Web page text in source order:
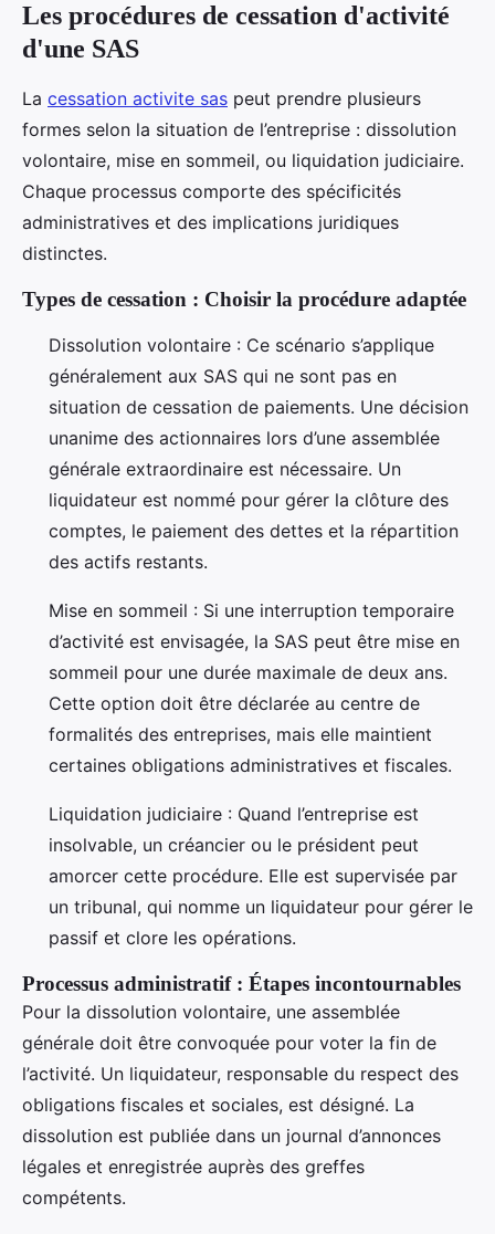
Les procédures de cessation d'activité
d'une SAS
La cessation activite sas peut prendre plusieurs
formes selon la situation de l’entreprise : dissolution
volontaire, mise en sommeil, ou liquidation judiciaire.
Chaque processus comporte des spécificités
administratives et des implications juridiques
distinctes.
Types de cessation : Choisir la procédure adaptée
Dissolution volontaire : Ce scénario s’applique
généralement aux SAS qui ne sont pas en
situation de cessation de paiements. Une décision
unanime des actionnaires lors d’une assemblée
générale extraordinaire est nécessaire. Un
liquidateur est nommé pour gérer la clôture des
comptes, le paiement des dettes et la répartition
des actifs restants.
Mise en sommeil : Si une interruption temporaire
d’activité est envisagée, la SAS peut être mise en
sommeil pour une durée maximale de deux ans.
Cette option doit être déclarée au centre de
formalités des entreprises, mais elle maintient
certaines obligations administratives et fiscales.
Liquidation judiciaire : Quand l’entreprise est
insolvable, un créancier ou le président peut
amorcer cette procédure. Elle est supervisée par
un tribunal, qui nomme un liquidateur pour gérer le
passif et clore les opérations.
Processus administratif : Étapes incontournables
Pour la dissolution volontaire, une assemblée
générale doit être convoquée pour voter la fin de
l’activité. Un liquidateur, responsable du respect des
obligations fiscales et sociales, est désigné. La
dissolution est publiée dans un journal d’annonces
légales et enregistrée auprès des greffes
compétents.